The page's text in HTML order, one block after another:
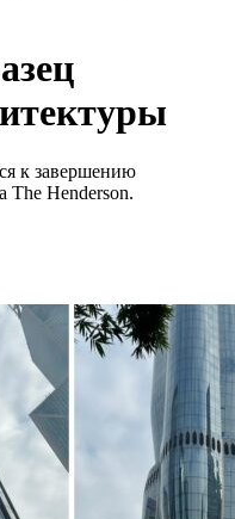
к завершению
The Henderson.